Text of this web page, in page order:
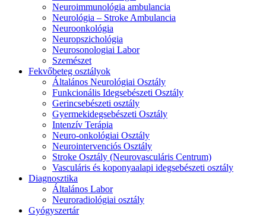
Neuroimmunológia ambulancia
Neurológia – Stroke Ambulancia
Neuroonkológia
Neuropszichológia
Neurosonologiai Labor
Szemészet
Fekvőbeteg osztályok
Általános Neurológiai Osztály
Funkcionális Idegsebészeti Osztály
Gerincsebészeti osztály
Gyermekidegsebészeti Osztály
Intenzív Terápia
Neuro-onkológiai Osztály
Neurointervenciós Osztály
Stroke Osztály (Neurovasculáris Centrum)
Vasculáris és koponyaalapi idegsebészeti osztály
Diagnosztika
Általános Labor
Neuroradiológiai osztály
Gyógyszertár